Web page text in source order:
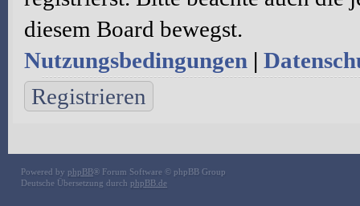
diesem Board bewegst.
Nutzungsbedingungen |
Registrieren
Powered by phpBB® Forum Software © phpBB Group
Deutsche Übersetzung durch phpBB.de